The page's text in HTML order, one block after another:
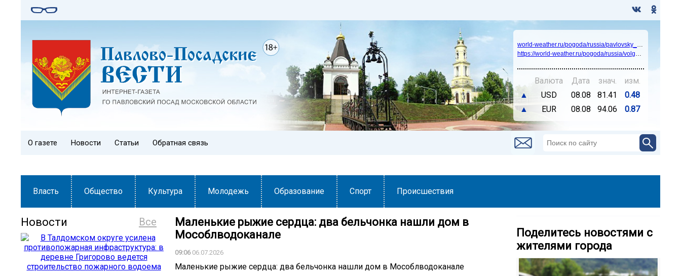
world-weather.ru/pogoda/russia/pavlovsky_posad/14days/
https://world-weather.ru/pogoda/russia/volgograd/
Валюта Дата знач.
изм.
▲
USD 08.08 81.41
0.48
▲
EUR 08.08 94.06 0.87
О газете Новости Статьи Обратная связь
Власть Общество Культура Молодежь Образование Спорт Происшествия
Все
Новости
Маленькие рыжие сердца: два бельчонка нашли дом в
Мособлводоканале
09:0606.07.2026
Маленькие рыжие сердца: два бельчонка нашли дом в Мособлводоканале
Поделитесь новостями с
жителями города